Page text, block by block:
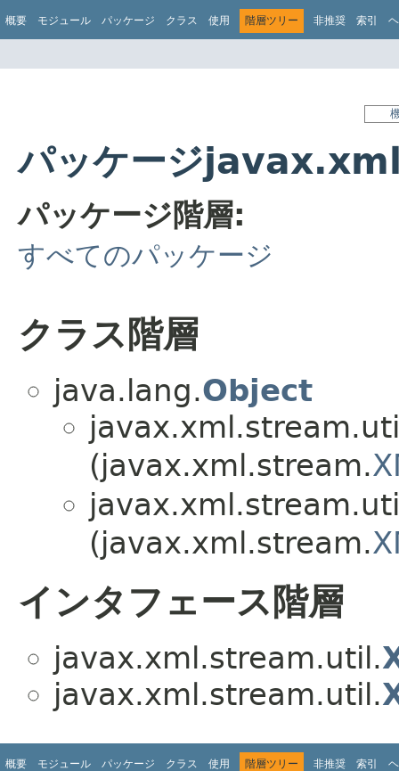
概要 モジュール パッケージ クラス 使用 階層ツリー 非推奨 索引
パッケージ
パッケージ階層:
すべてのパッケージ
クラス階層
java.lang.Object
(javax.xml.stream.
(javax.xml.stream.
インタフェース階層
javax.xml.stream.util.
javax.xml.stream.util.
概要 モジュール パッケージ クラス 使用 階層ツリー 非推奨 索引